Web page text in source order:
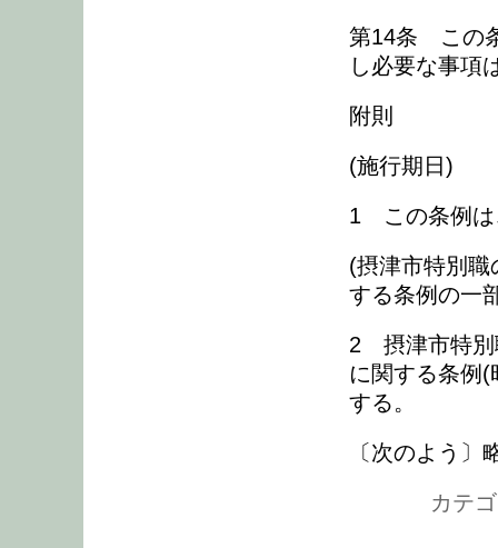
第14条 この
し必要な事項
附則
(施行期日)
1 この条例は
(摂津市特別
する条例の一
2 摂津市特別
に関する条例
する。
〔次のよう〕
カテ